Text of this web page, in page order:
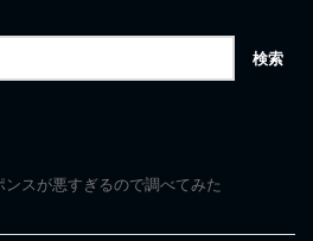
スが悪すぎるので調べてみた